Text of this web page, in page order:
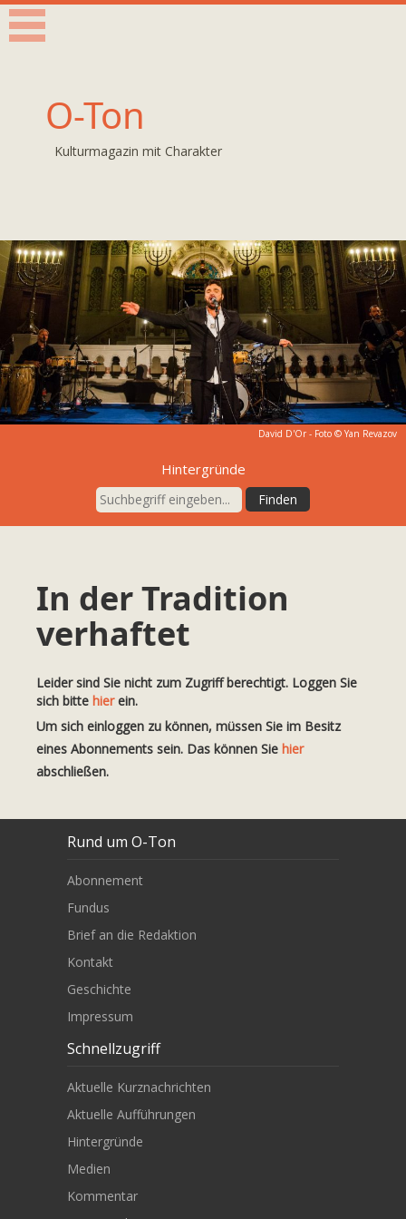
O-Ton
Kulturmagazin mit Charakter
David D'Or - Foto © Yan Revazov
Hintergründe
In der Tradition
verhaftet
Leider sind Sie nicht zum Zugriff berechtigt. Loggen Sie
sich bitte hierein.
Um sich einloggen zu können, müssen Sie im Besitz
eines Abonnements sein. Das können Sie hier
abschließen.
Rund um O-Ton
Abonnement
Fundus
Brief an die Redaktion
Kontakt
Geschichte
Impressum
Schnellzugriff
Aktuelle Kurznachrichten
Aktuelle Aufführungen
Hintergründe
Medien
Kommentar